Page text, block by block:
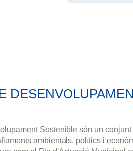
Sostenible són un
ambientals, polítics i